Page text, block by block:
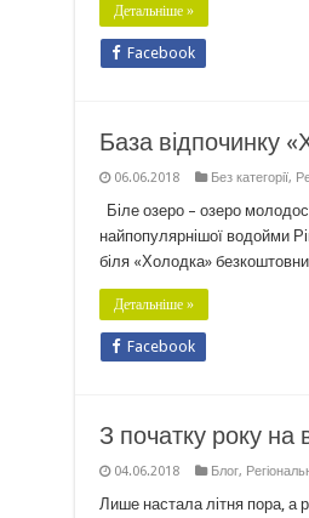
Детальніше »
Facebook
База відпочинку
06.06.2018 Без категорії,
Біле озеро – озеро
найпопулярнішої водойми
біля «Холодка»
Детальніше »
Facebook
З початку року
04.06.2018 Блог,
Лише настала літня пора, а